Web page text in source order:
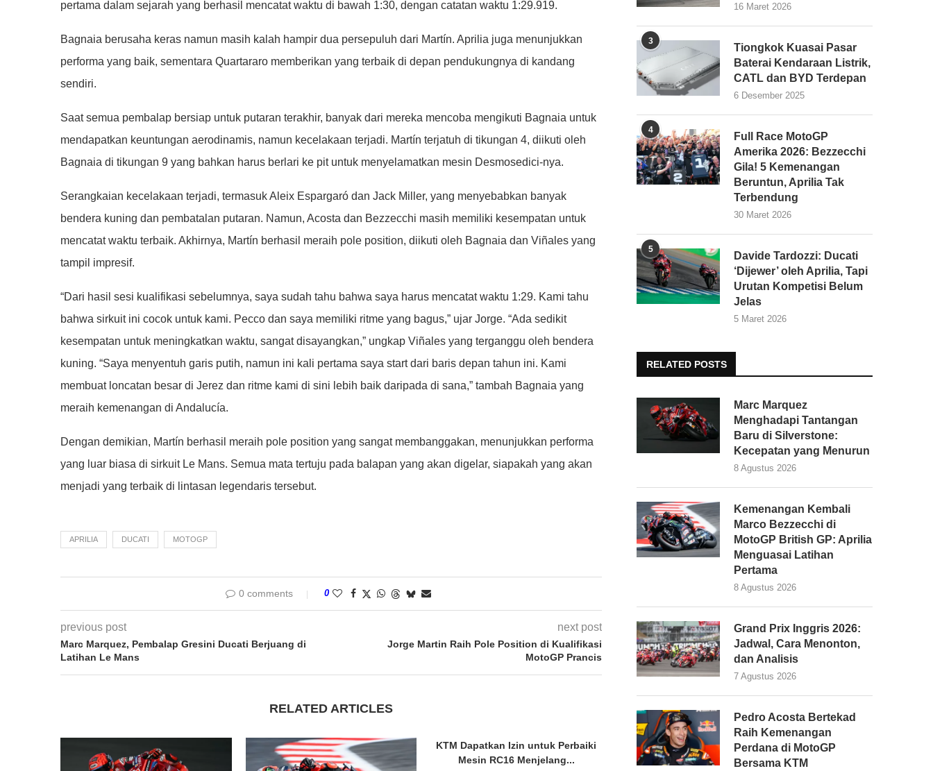
pertama dalam sejarah yang berhasil mencatat waktu di bawah 1:30, dengan catatan waktu 1:29.919.
Bagnaia berusaha keras namun masih kalah hampir dua persepuluh dari Martín. Aprilia juga menunjukkan
performa yang baik, sementara Quartararo memberikan yang terbaik di depan pendukungnya di kandang
sendiri.
Saat semua pembalap bersiap untuk putaran terakhir, banyak dari mereka mencoba mengikuti Bagnaia untuk
mendapatkan keuntungan aerodinamis, namun kecelakaan terjadi. Martín terjatuh di tikungan 4, diikuti oleh
Bagnaia di tikungan 9 yang bahkan harus berlari ke pit untuk menyelamatkan mesin Desmosedici-nya.
Serangkaian kecelakaan terjadi, termasuk Aleix Espargaró dan Jack Miller, yang menyebabkan banyak
bendera kuning dan pembatalan putaran. Namun, Acosta dan Bezzecchi masih memiliki kesempatan untuk
mencatat waktu terbaik. Akhirnya, Martín berhasil meraih pole position, diikuti oleh Bagnaia dan Viñales yang
tampil impresif.
“Dari hasil sesi kualifikasi sebelumnya, saya sudah tahu bahwa saya harus mencatat waktu 1:29. Kami tahu
bahwa sirkuit ini cocok untuk kami. Pecco dan saya memiliki ritme yang bagus,” ujar Jorge. “Ada sedikit
kesempatan untuk meningkatkan waktu, sangat disayangkan,” ungkap Viñales yang terganggu oleh bendera
kuning. “Saya menyentuh garis putih, namun ini kali pertama saya start dari baris depan tahun ini. Kami
membuat loncatan besar di Jerez dan ritme kami di sini lebih baik daripada di sana,” tambah Bagnaia yang
meraih kemenangan di Andalucía.
Dengan demikian, Martín berhasil meraih pole position yang sangat membanggakan, menunjukkan performa
yang luar biasa di sirkuit Le Mans. Semua mata tertuju pada balapan yang akan digelar, siapakah yang akan
menjadi yang terbaik di lintasan legendaris tersebut.
APRILIA DUCATI MOTOGP
0 comments 0
previous post
Marc Marquez, Pembalap Gresini Ducati Berjuang di
Latihan Le Mans
next post
Jorge Martin Raih Pole Position di Kualifikasi
MotoGP Prancis
RELATED ARTICLES
KTM Dapatkan Izin untuk Perbaiki
Mesin RC16 Menjelang...
16 Maret 2026
3
Tiongkok Kuasai Pasar
Baterai Kendaraan Listrik,
CATL dan BYD Terdepan
6 Desember 2025
4
Full Race MotoGP
Amerika 2026: Bezzecchi
Gila! 5 Kemenangan
Beruntun, Aprilia Tak
Terbendung
30 Maret 2026
5
Davide Tardozzi: Ducati
‘Dijewer’ oleh Aprilia, Tapi
Urutan Kompetisi Belum
Jelas
5 Maret 2026
RELATED POSTS
Marc Marquez
Menghadapi Tantangan
Baru di Silverstone:
Kecepatan yang Menurun
8 Agustus 2026
Kemenangan Kembali
Marco Bezzecchi di
MotoGP British GP: Aprilia
Menguasai Latihan
Pertama
8 Agustus 2026
Grand Prix Inggris 2026:
Jadwal, Cara Menonton,
dan Analisis
7 Agustus 2026
Pedro Acosta Bertekad
Raih Kemenangan
Perdana di MotoGP
Bersama KTM